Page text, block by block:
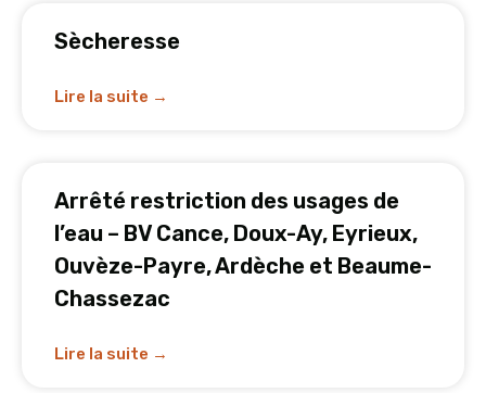
Sècheresse
Lire la suite →
Arrêté restriction des usages de
l’eau – BV Cance, Doux-Ay, Eyrieux,
Ouvèze-Payre, Ardèche et Beaume-
Chassezac
Lire la suite →